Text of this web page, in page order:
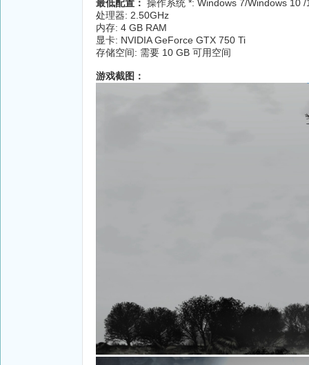
最低配置： 操作系统 *: Windows 7/Windows 10
处理器: 2.50GHz
内存: 4 GB RAM
显卡: NVIDIA GeForce GTX 750 Ti
存储空间: 需要 10 GB 可用空间
游戏截图：